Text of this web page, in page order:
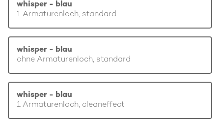
whisper - blau
1 Armaturenloch, standard
whisper - blau
ohne Armaturenloch, standard
whisper - blau
1 Armaturenloch, cleaneffect